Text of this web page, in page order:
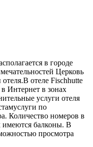
в городе
Церковь
отеле Fischhutte
Интернет в зонах
услуги отеля
по
Количество номеров в
имеются балконы. В
просмотра